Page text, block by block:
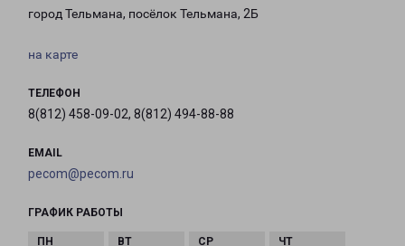
город Тельмана, посёлок Тельмана, 2Б
на карте
ТЕЛЕФОН
8(812) 458-09-02, 8(812) 494-88-88
EMAIL
pecom@pecom.ru
ГРАФИК РАБОТЫ